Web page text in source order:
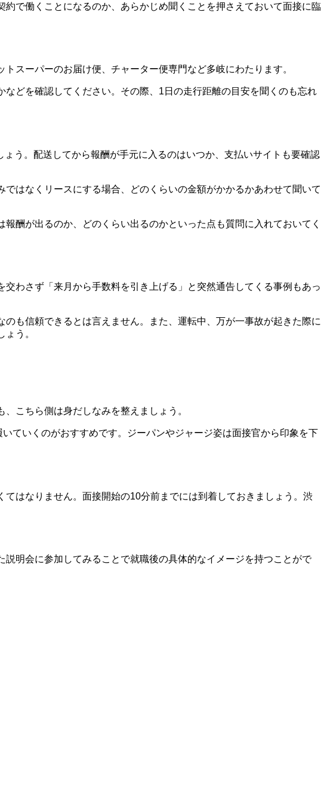
で働くことになるのか、あらかじめ聞くことを押さえておいて面接に臨
スーパーのお届け便、チャーター便専門など多岐にわたります。
どを確認してください。その際、1日の走行距離の目安を聞くのも忘れ
う。配送してから報酬が手元に入るのはいつか、支払いサイトも要確認
はなくリースにする場合、どのくらいの金額がかかるかあわせて聞いて
酬が出るのか、どのくらい出るのかといった点も質問に入れておいてく
わさず「来月から手数料を引き上げる」と突然通告してくる事例もあっ
も信頼できるとは言えません。また、運転中、万が一事故が起きた際に
う。
こちら側は身だしなみを整えましょう。
ていくのがおすすめです。ジーパンやジャージ姿は面接官から印象を下
はなりません。面接開始の10分前までには到着しておきましょう。渋
明会に参加してみることで就職後の具体的なイメージを持つことがで